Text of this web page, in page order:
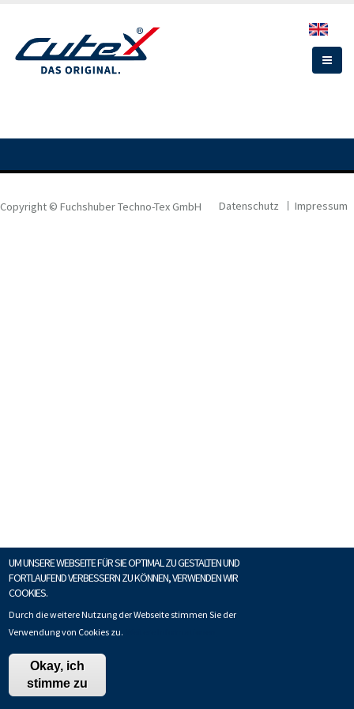
Inhalt
Copyright © Fuchshuber Techno-Tex GmbH Datenschutz Impressum
UM UNSERE WEBSEITE FÜR SIE OPTIMAL ZU GESTALTEN UND
FORTLAUFEND VERBESSERN ZU KÖNNEN, VERWENDEN WIR
COOKIES.
Durch die weitere Nutzung der Webseite stimmen Sie der
Verwendung von Cookies zu.
Okay, ich
stimme zu